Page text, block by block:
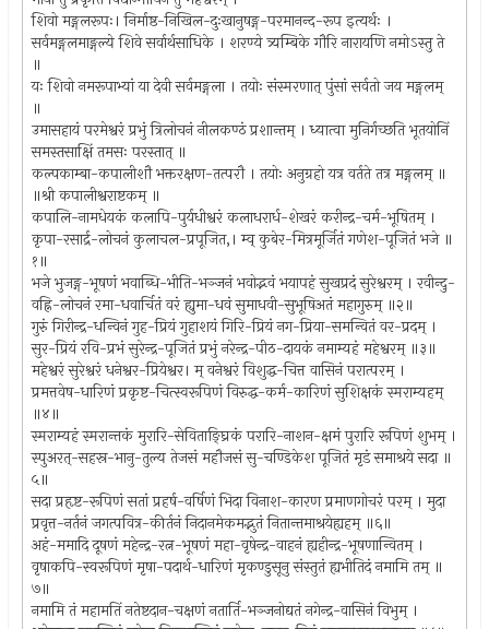
शिवो मङ्गलरूपः। निर्माष्ठ-निखिल-दुःखानुषङ्ग-परमानन्द-रूप इत्यर्थः ।
सर्वमङ्गलमाङ्गल्ये शिवे सर्वार्थसाधिके । शरण्ये त्र्यम्बिके गौरि नारायणि नमोऽस्तु ते
॥
यः शिवो नमरूपाभ्यां या देवी सर्वमङ्गला । तयोः संस्मरणात् पुंसां सर्वतो जय मङ्गलम्
॥
उमासहायं परमेश्वरं प्रभुं त्रिलोचनं नीलकण्ठं प्रशान्तम् । ध्यात्वा मुनिर्गच्छति भूतयोनिं
समस्तसाक्षिं तमसः परस्तात् ॥
कल्पकाम्बा-कपालीशौ भक्तरक्षण-तत्परौ । तयोः अनुग्रहो यत्र वर्तते तत्र मङ्गलम् ॥
॥श्री कपालीश्वराष्टकम् ॥
कपालि-नामधेयकं कलापि-पुर्यधीश्वरं कलाधरार्ध-शेखरं करीन्द्र-चर्म-भूषितम् ।
कृपा-रसार्द्र-लोचनं कुलाचल-प्रपूजित,। म्व् कुबेर-मित्रमूर्जितं गणेश-पूजितं भजे ॥
१॥
भजे भुजङ्ग-भूषणं भवाब्धि-भीति-भञ्जनं भवोद्भवं भयापहं सुखप्रदं सुरेश्वरम् । रवीन्दु-
वह्नि-लोचनं रमा-धवार्चितं वरं ह्युमा-धवं सुमाधवी-सुभूषिअतं महागुरुम् ॥२॥
गुरुं गिरीन्द्र-धन्विनं गुह-प्रियं गुहाशयं गिरि-प्रियं नग-प्रिया-समन्वितं वर-प्रदम् ।
सुर-प्रियं रवि-प्रभं सुरेन्द्र-पूजितं प्रभुं नरेन्द्र-पीठ-दायकं नमाम्यहं महेश्वरम् ॥३॥
महेश्वरं सुरेश्वरं धनेश्वर-प्रियेश्वर। म् वनेश्वरं विशुद्ध-चित्त वासिनं परात्परम् ।
प्रमत्तवेष-धारिणं प्रकृष्ट-चित्स्वरूपिणं विरुद्ध-कर्म-कारिणं सुशिक्षकं स्मराम्यहम्
॥४॥
स्मराम्यहं स्मरान्तकं मुरारि-सेविताङ्घ्रिकं परारि-नाशन-क्षमं पुरारि रूपिणं शुभम् ।
स्पुअरत्-सहस्र-भानु-तुल्य तेजसं महौजसं सु-चण्डिकेश पूजितं मृडं समाश्रये सदा ॥
५॥
सदा प्रहृष्ट-रूपिणं सतां प्रहर्ष-वर्षिणं भिदा विनाश-कारण प्रमाणगोचरं परम् । मुदा
प्रवृत्त-नर्तनं जगत्पवित्र-कीर्तनं निदानमेकमद्भुतं नितान्तमाश्रयेह्यहम् ॥६॥
अहं-ममादि दूषणं महेन्द्र-रत्न-भूषणं महा-वृषेन्द्र-वाहनं ह्यहीन्द्र-भूषणान्वितम् ।
वृषाकपि-स्वरूपिणं मृषा-पदार्थ-धारिणं मृकण्डुसूनु संस्तुतं ह्यभीतिदं नमामि तम् ॥
७॥
नमामि तं महामतिं नतेष्टदान-चक्षणं नतार्ति-भञ्जनोद्यतं नगेन्द्र-वासिनं विभुम् ।